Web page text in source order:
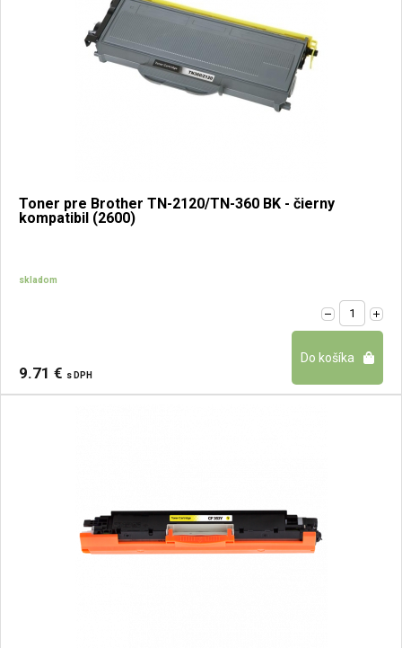
Toner pre Brother TN-2120/TN-360 BK - čierny
kompatibil (2600)
skladom
9.71 € s DPH